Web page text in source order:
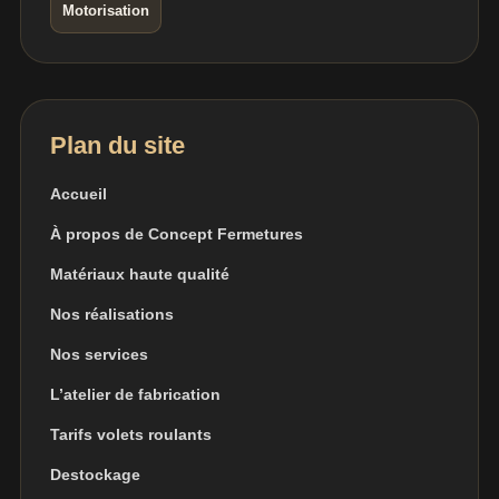
Motorisation
Plan du site
Accueil
À propos de Concept Fermetures
Matériaux haute qualité
Nos réalisations
Nos services
L’atelier de fabrication
Tarifs volets roulants
Destockage